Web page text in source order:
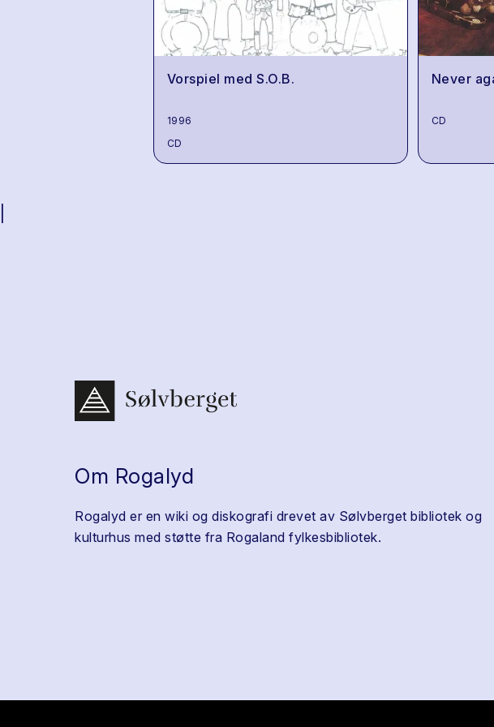
Vorspiel med S.O.B.
1996
CD
Never
CD
Om Rogalyd
Rogalyd er en wiki og diskografi drevet av Sølvberget bibliotek og
kulturhus med støtte fra Rogaland fylkesbibliotek.